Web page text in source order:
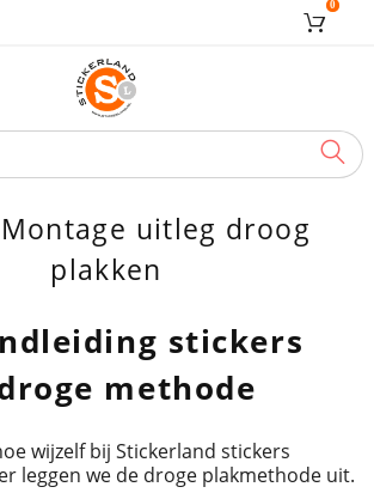
0
uitleg droog
plakken
stickers
methode
wijzelf bij Stickerland stickers
leggen we de droge plakmethode uit.